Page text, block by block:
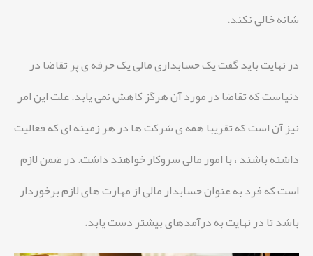
شانه خالی نکند.
در نهایت باید گفت یک حسابداری مالی یک حرفه ی پر تقاضا در
دنیاست که تقاضا در مورد آن هرگز کاهش نمی یابد. علت این امر
نیز آن است که تقریبا همه ی شرکت ها در هر زمینه ای که فعالیت
داشته باشند ، با امور مالی سروکار خواهند داشت. در ضمن لازم
است که فرد به عنوان حسابدار مالی از مهارت های لازم برخوردار
باشد تا در نهایت به درآمدهای بیشتر دست یابد.